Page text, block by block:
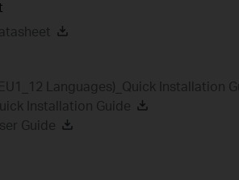
Languages)_Quick Installation
Installation Guide
Guide